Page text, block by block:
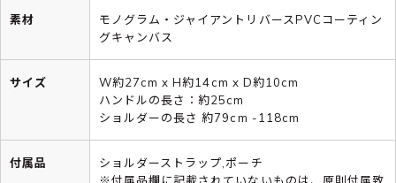
素材
モノグラム・ジャイアントリバースPVCコーティン
グキャンバス
サイズ
W約27cm x H約14cm x D約10cm
ハンドルの長さ：約25cm
ショルダーの長さ 約79cm -118cm
付属品
ショルダーストラップ,ポーチ
※付属品欄に記載されていないものは、原則付属致